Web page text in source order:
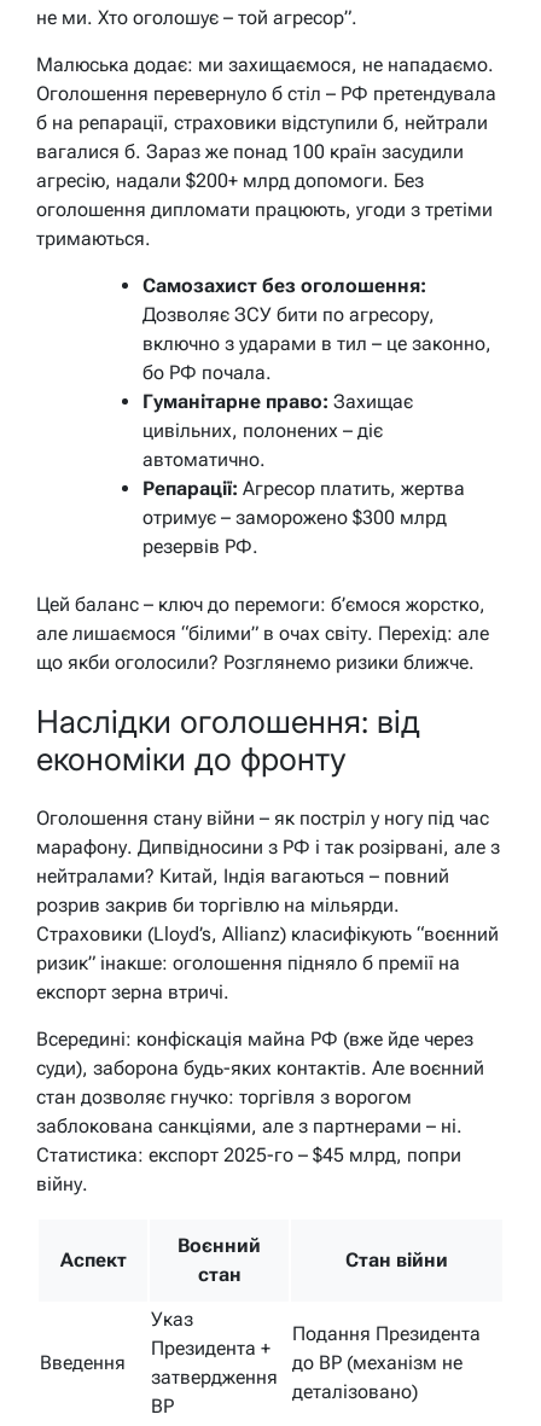
не ми. Хто оголошує – той агресор”.
Малюська додає: ми захищаємося, не нападаємо.
Оголошення перевернуло б стіл – РФ претендувала
б на репарації, страховики відступили б, нейтрали
вагалися б. Зараз же понад 100 країн засудили
агресію, надали $200+ млрд допомоги. Без
оголошення дипломати працюють, угоди з третіми
тримаються.
Самозахист без оголошення:
Дозволяє ЗСУ бити по агресору,
включно з ударами в тил – це законно,
бо РФ почала.
Гуманітарне право: Захищає
цивільних, полонених – діє
автоматично.
Репарації: Агресор платить, жертва
отримує – заморожено $300 млрд
резервів РФ.
Цей баланс – ключ до перемоги: б’ємося жорстко,
але лишаємося “білими” в очах світу. Перехід: але
що якби оголосили? Розглянемо ризики ближче.
Наслідки оголошення: від
економіки до фронту
Оголошення стану війни – як постріл у ногу під час
марафону. Дипвідносини з РФ і так розірвані, але з
нейтралами? Китай, Індія вагаються – повний
розрив закрив би торгівлю на мільярди.
Страховики (Lloyd’s, Allianz) класифікують “воєнний
ризик” інакше: оголошення підняло б премії на
експорт зерна втричі.
Всередині: конфіскація майна РФ (вже йде через
суди), заборона будь-яких контактів. Але воєнний
стан дозволяє гнучко: торгівля з ворогом
заблокована санкціями, але з партнерами – ні.
Статистика: експорт 2025-го – $45 млрд, попри
війну.
Аспект
Воєнний
стан
Стан війни
Введення
Указ
Президента +
затвердження
ВР
Подання Президента
до ВР (механізм не
деталізовано)